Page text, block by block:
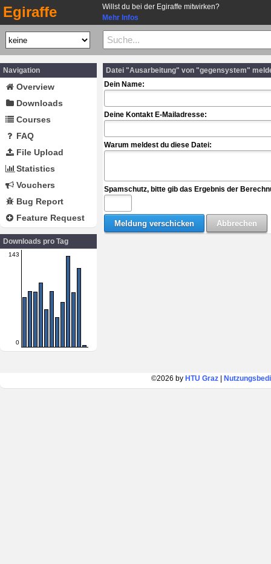
Egiraffe
Willst du bei der Egiraffe mitwirken?
Mehr Infos
Navigation
Overview
Downloads
Courses
FAQ
File Upload
Statistics
Vouchers
Bug Report
Feature Request
Downloads pro Tag
143
0
Datei "Ausarbeitung" von "gegensystem"
Dein Name:
Deine Kontakt E-Mailadresse:
Warum meldest du diese Datei:
Spamschutz, bitte gib das Ergebnis der
©2026 by HTU Graz|